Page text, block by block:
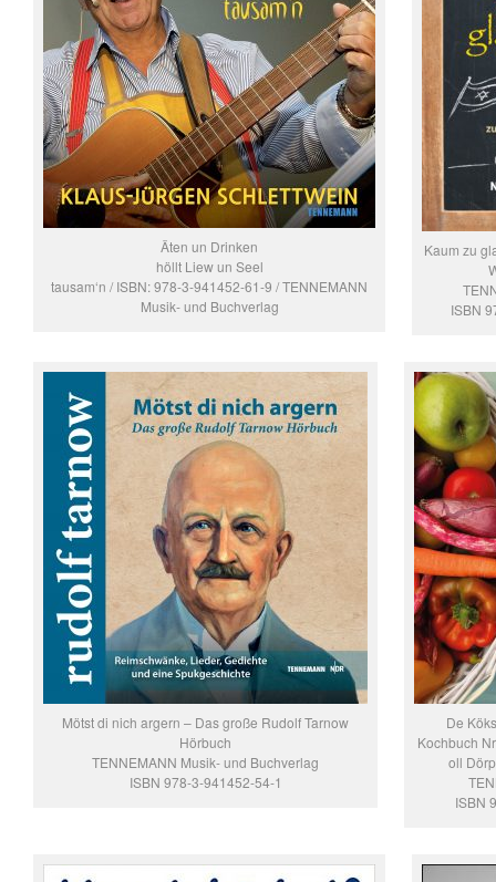
Äten un Drinken
höllt Liew un Seel
tausam‘n / ISBN: 978-3-941452-61-9 / TENNEMANN
Musik- und Buchverlag
Kaum zu
ISBN
Mötst di nich argern – Das große Rudolf Tarnow
Hörbuch
TENNEMANN Musik- und Buchverlag
ISBN 978-3-941452-54-1
De
Kochbuch
oll
ISBN